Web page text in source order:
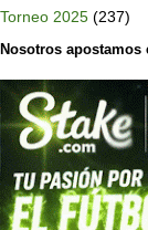
Torneo 2025 (237)
Nosotros apostamos